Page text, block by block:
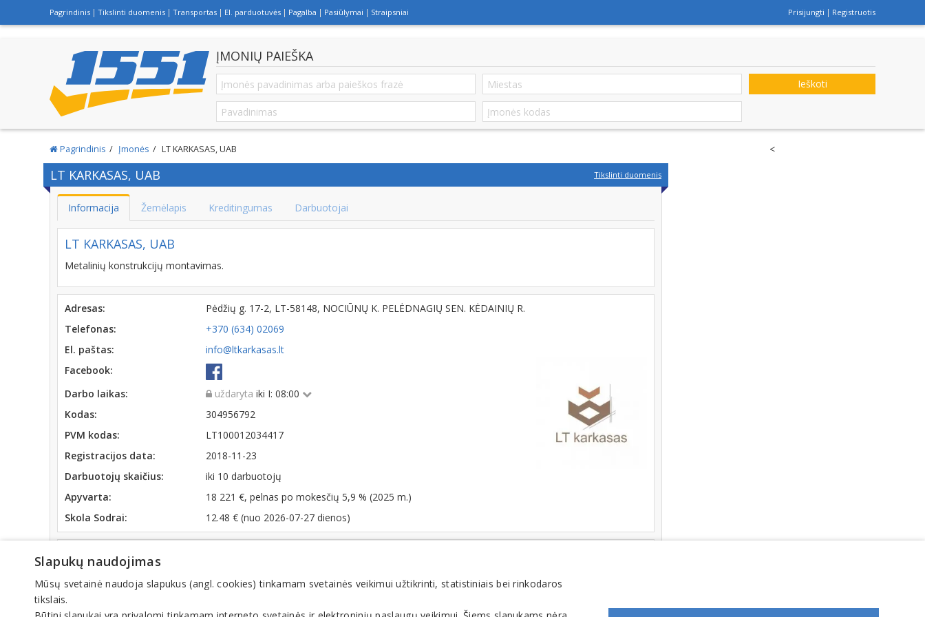
Pagrindinis Tikslinti duomenis Transportas El. parduotuvės Pagalba Pasiūlymai Straipsniai Prisijungti Registruotis
ĮMONIŲ PAIEŠKA
Ieškoti
Pagrindinis Įmonės LT KARKASAS, UAB
LT KARKASAS, UAB Tikslinti duomenis
Informacija Žemėlapis Kreditingumas Darbuotojai
LT KARKASAS, UAB
Metalinių konstrukcijų montavimas.
Adresas:
Pėdžių g. 17-2, LT-58148, NOCIŪNŲ K. PELĖDNAGIŲ SEN. KĖDAINIŲ R.
Telefonas:
+370 (634) 02069
El. paštas:
info@ltkarkasas.lt
Facebook:
Darbo laikas:
uždaryta iki I: 08:00
Kodas:
304956792
PVM kodas:
LT100012034417
Registracijos data:
2018-11-23
Darbuotojų skaičius:
iki 10 darbuotojų
Apyvarta:
18 221 €, pelnas po mokesčių 5,9 % (2025 m.)
Skola Sodrai:
12.48 € (nuo 2026-07-27 dienos)
Veiklos sritys
Metalo gaminiai, konstrukcijos
Metalo konstrukcijos
Strypai, armatūra
<
Slapukų naudojimas
Mūsų svetainė naudoja slapukus (angl. cookies) tinkamam svetainės veikimui užtikrinti, statistiniais bei rinkodaros
tikslais.